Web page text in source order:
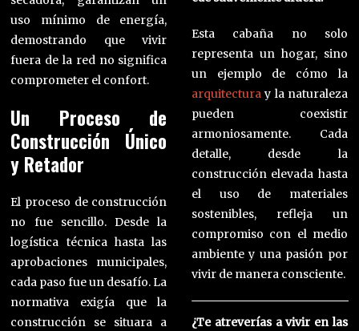
uso mínimo de energía,
demostrando que vivir
fuera de la red no significa
comprometer el confort.
Un Proceso de
Construcción Único
y Retador
El proceso de construcción
no fue sencillo. Desde la
logística técnica hasta las
aprobaciones municipales,
cada paso fue un desafío. La
normativa exigía que la
construcción se situara a
Esta cabaña no solo
representa un hogar, sino
un ejemplo de cómo la
arquitecturay la naturaleza
pueden coexistir
armoniosamente. Cada
detalle, desde la
construcción elevada hasta
el uso de materiales
sostenibles, refleja un
compromiso con el medio
ambiente y una pasión por
vivir de manera consciente.
¿Te atreverías a vivir en las